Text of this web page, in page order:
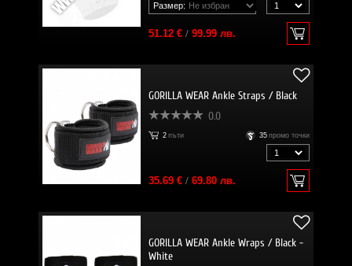
Размер:
51.12 €/ 99.99 лв.
GORILLA WEAR Ankle Straps / Black
0.0
2 пъти 35 промо точки
35.69 €/ 69.80 лв.
GORILLA WEAR Ankle Wraps / Black -
White